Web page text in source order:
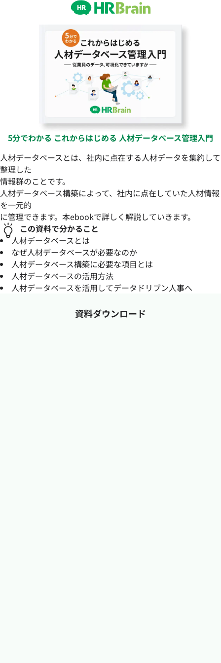
5分でわかる これからはじめる 人材データベース管理入門
人材データベースとは、社内に点在する人材データを集約して
整理した
情報群のことです。
人材データベース構築によって、社内に点在していた人材情報
を一元的
に管理できます。本ebookで詳しく解説していきます。
この資料で分かること
人材データベースとは
なぜ人材データベースが必要なのか
人材データベース構築に必要な項目とは
人材データベースの活用方法
人材データベースを活用してデータドリブン人事へ
資料ダウンロード